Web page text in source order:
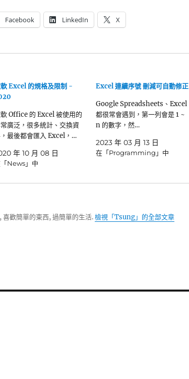
Facebook LinkedIn X
Excel 的規格及限制 -
Office 的 Excel 被使用的
廣泛，很多統計、交換資
最後都會匯入 Excel，…
年 10 月 08 日
News」中
Excel 連續序號 刪減可自動修正
Google Spreadsheets、Excel
都很常會遇到，第一列會是 1 ~
n 的數字，然…
2023 年 03 月 13 日
在「Programming」中
歡簡單的東西, 過簡單的生活.檢視「Tsung」的全部文章